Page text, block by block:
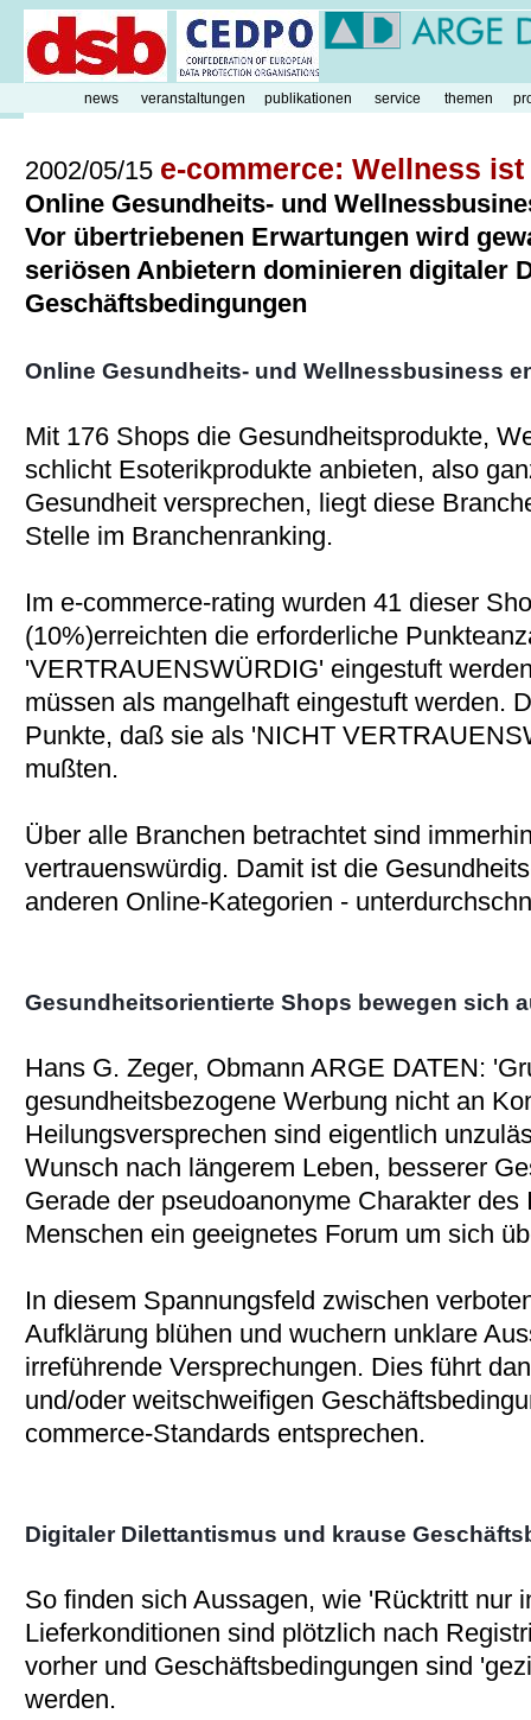
2002/05/15 e-commerce: Wellness
Online Gesundheits- und
Vor übertriebenen Erwartungen wird
seriösen Anbietern dominieren digitaler
Geschäftsbedingungen
Online Gesundheits- und Wellnessbusiness
Mit 176 Shops die Gesundheitsprodukte,
schlicht Esoterikprodukte anbieten, also
Gesundheit versprechen, liegt diese
Stelle im Branchenranking.
Im e-commerce-rating wurden 41 dieser
(10%)erreichten die erforderliche
'VERTRAUENSWÜRDIG' eingestuft
müssen als mangelhaft eingestuft werden.
Punkte, daß sie als 'NICHT
mußten.
Über alle Branchen betrachtet sind
vertrauenswürdig. Damit ist die
anderen Online-Kategorien -
Gesundheitsorientierte Shops bewegen sich
Hans G. Zeger, Obmann ARGE DATEN:
gesundheitsbezogene Werbung nicht an
Heilungsversprechen sind eigentlich
Wunsch nach längerem Leben, besserer
Gerade der pseudoanonyme Charakter des
Menschen ein geeignetes Forum um sich
In diesem Spannungsfeld zwischen
Aufklärung blühen und wuchern unklare
irreführende Versprechungen. Dies führt
und/oder weitschweifigen
commerce-Standards entsprechen.
Digitaler Dilettantismus und krause
So finden sich Aussagen, wie 'Rücktritt nur
Lieferkonditionen sind plötzlich nach
vorher und Geschäftsbedingungen sind
werden.
news veranstaltungen publikationen service themen